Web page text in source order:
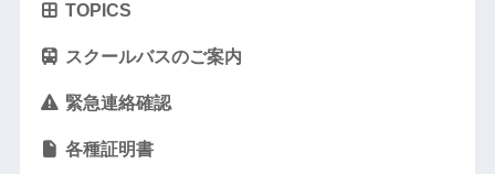
TOPICS
スクールバスのご案内
緊急連絡確認
各種証明書